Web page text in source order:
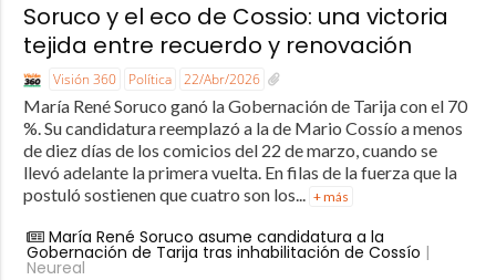
Soruco y el eco de Cossio: una victoria
tejida entre recuerdo y renovación
Visión 360 Política 22/Abr/2026
María René Soruco ganó la Gobernación de Tarija con el 70
%. Su candidatura reemplazó a la de Mario Cossío a menos
de diez días de los comicios del 22 de marzo, cuando se
llevó adelante la primera vuelta. En filas de la fuerza que la
postuló sostienen que cuatro son los... + más
María René Soruco asume candidatura a la
Gobernación de Tarija tras inhabilitación de Cossío |
Neureal